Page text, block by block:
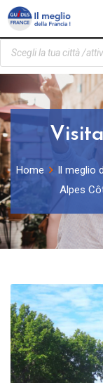
Pannello di
Home Il meglio
Alpes